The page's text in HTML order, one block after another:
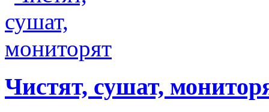
Чистят, сушат,